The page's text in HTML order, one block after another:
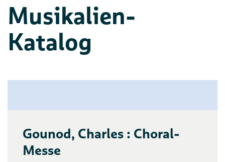
Musikalien-
Katalog
Gounod, Charles : Choral-
Messe